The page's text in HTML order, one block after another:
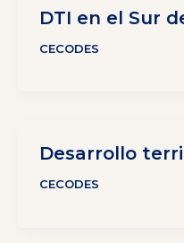
DTI en el Sur
CECODES
Desarrollo
CECODES